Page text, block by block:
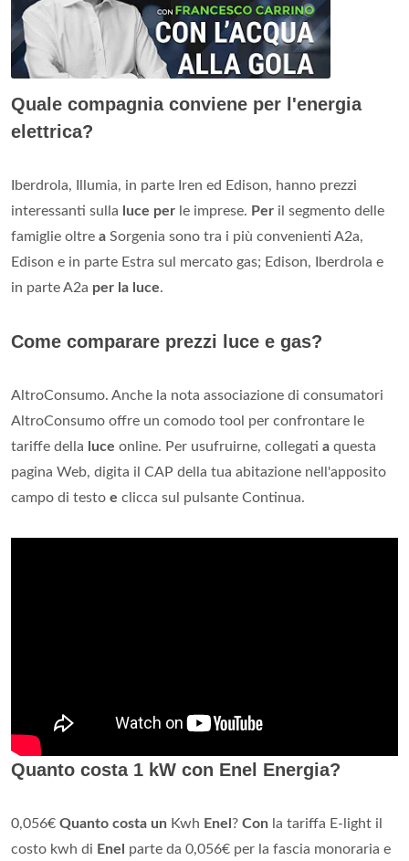
Quale compagnia conviene per l'energia
elettrica?
Iberdrola, Illumia, in parte Iren ed Edison, hanno prezzi
interessanti sulla
luce per le imprese. Per il segmento delle
famiglie oltre a Sorgenia sono tra i più convenienti A2a,
Edison e in parte Estra sul mercato gas; Edison, Iberdrola e
in parte A2a per la luce.
Come comparare prezzi luce e gas?
AltroConsumo. Anche la nota associazione di consumatori
AltroConsumo offre un comodo tool per confrontare le
tariffe della
luce online. Per usufruirne, collegati a questa
pagina Web, digita il CAP della tua abitazione nell'apposito
campo di testo e clicca sul pulsante Continua.
Quanto costa 1 kW con Enel Energia?
0,056€ Quanto costa un Kwh Enel ? Con la tariffa E-light il
costo kwh di Enel parte da 0,056€ per la fascia monoraria e